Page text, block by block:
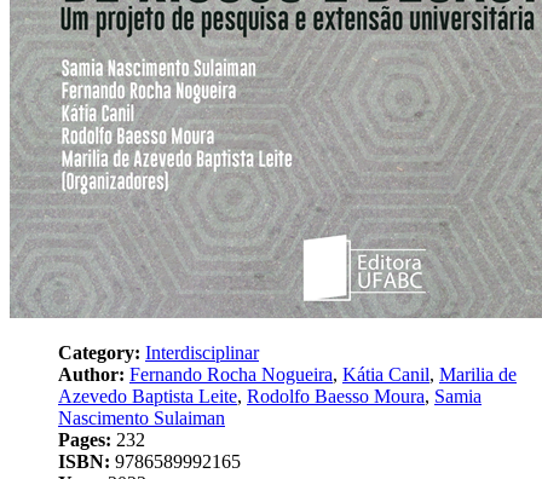
Category: Interdisciplinar
Author: Fernando Rocha Nogueira, Kátia Canil, Marilia de
Azevedo Baptista Leite, Rodolfo Baesso Moura, Samia
Nascimento Sulaiman
Pages: 232
ISBN: 9786589992165